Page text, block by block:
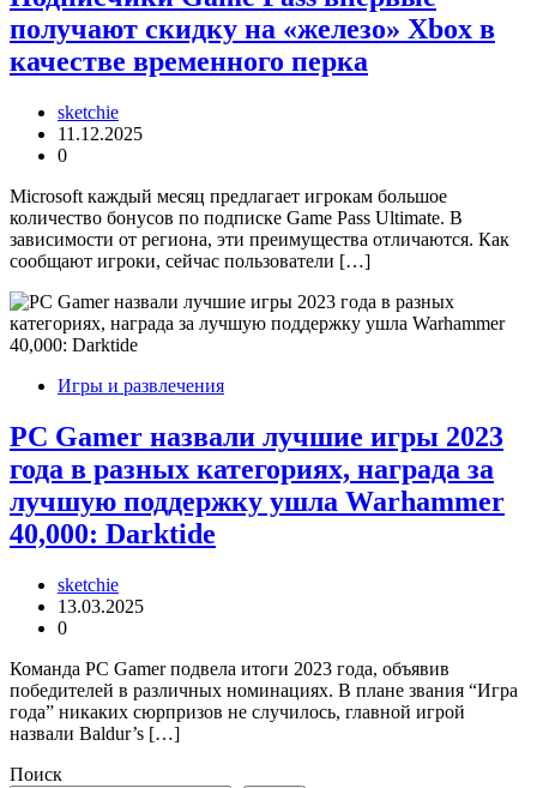
получают скидку на «железо» Xbox в
качестве временного перка
sketchie
11.12.2025
0
Microsoft каждый месяц предлагает игрокам большое
количество бонусов по подписке Game Pass Ultimate. В
зависимости от региона, эти преимущества отличаются. Как
сообщают игроки, сейчас пользователи […]
Игры и развлечения
PC Gamer назвали лучшие игры 2023
года в разных категориях, награда за
лучшую поддержку ушла Warhammer
40,000: Darktide
sketchie
13.03.2025
0
Команда PC Gamer подвела итоги 2023 года, объявив
победителей в различных номинациях. В плане звания “Игра
года” никаких сюрпризов не случилось, главной игрой
назвали Baldur’s […]
Поиск